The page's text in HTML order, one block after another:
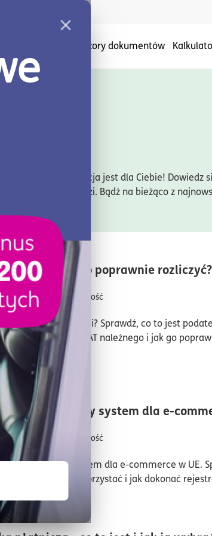
Wzory dokumentów
online? Ta sekcja jest dla Ciebie!
czy innych narzędzi. Bądź na bieżąco z
– jak go poprawnie rozliczyć?
ING Księgowość
towary lub usługi? Sprawdź, co to jest
się od podatku VAT należnego i jak go
artykuł!
– uproszczony system dla e-
ING Księgowość
to uproszczony system dla e-commerce w UE.
kto może z niego skorzystać i jak dokonać